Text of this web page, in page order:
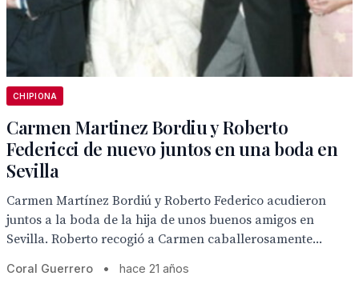
CHIPIONA
Carmen Martinez Bordiu y Roberto
Federicci de nuevo juntos en una boda en
Sevilla
Carmen Martínez Bordiú y Roberto Federico acudieron
juntos a la boda de la hija de unos buenos amigos en
Sevilla. Roberto recogió a Carmen caballerosamente...
Coral Guerrero • hace 21 años